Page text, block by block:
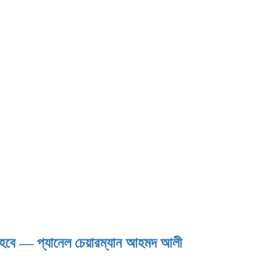
— প্যানেল চেয়ারম্যান আহমদ আলী